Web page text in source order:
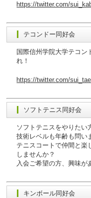
https://twitter.com/
テコンドー同好会
国際信州学院大学テコン
れ！
https://twitter.com/
ソフトテニス同好会
ソフトテニスをやりたい
技術レベルも年齢も問い
テニスコートで仲間と楽
しませんか？
入会ご希望の方、興味が
キンボール同好会